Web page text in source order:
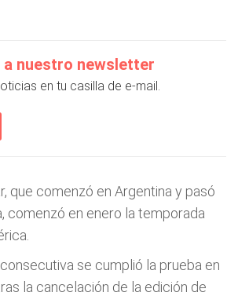
nuestro newsletter
en tu casilla de e-mail.
que comenzó en Argentina y pasó
comenzó en enero la temporada
se cumplió la prueba en
la cancelación de la edición de